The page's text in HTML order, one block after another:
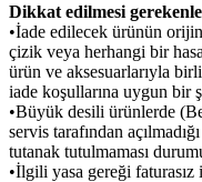
Dikkat edilmesi
•İade edilecek ürünün
çizik veya herhangi bir
ürün ve aksesuarlarıyla
iade koşullarına uygun bir
•Büyük desili ürünlerde
servis tarafından
tutanak tutulmaması
•İlgili yasa gereği faturasız